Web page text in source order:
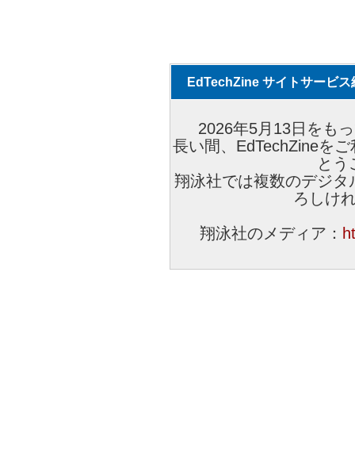
EdTechZine サイトサービス
2026年5月13日をも
長い間、EdTechZineを
とう
翔泳社では複数のデジ
ろしけ
翔泳社のメディア：